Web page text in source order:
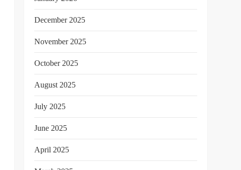
December 2025
November 2025
October 2025
August 2025
July 2025
June 2025
April 2025